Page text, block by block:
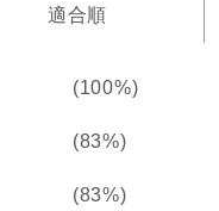
適合順
(100%)
(83%)
(83%)